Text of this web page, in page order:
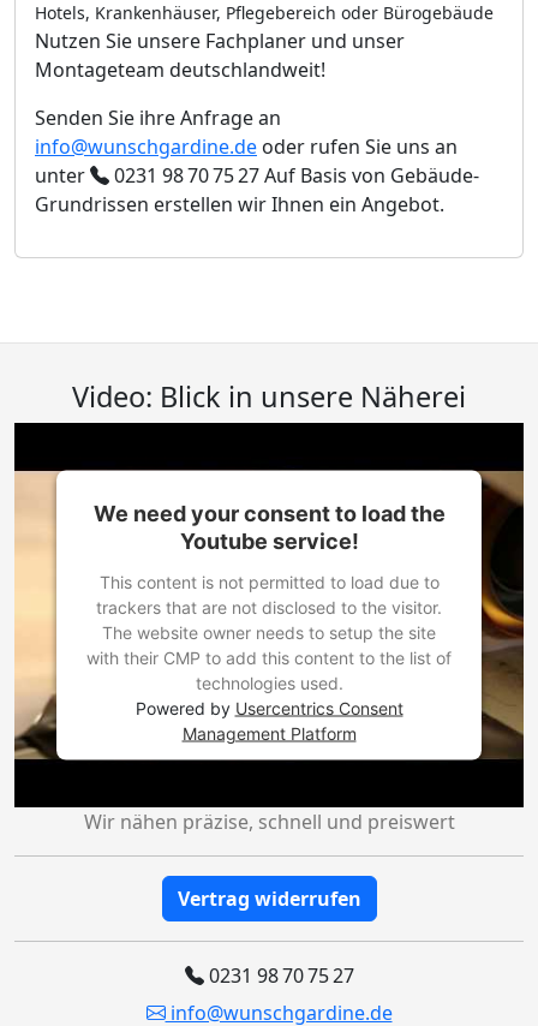
Hotels, Krankenhäuser, Pflegebereich oder Bürogebäude
Nutzen Sie unsere Fachplaner und unser
Montageteam deutschlandweit!
Senden Sie ihre Anfrage an
info@wunschgardine.de oder rufen Sie uns an
unter
0231 98 70 75 27Auf Basis von Gebäude-
Grundrissen erstellen wir Ihnen ein Angebot.
Video: Blick in unsere Näherei
We need your consent to load the
Youtube service!
This content is not permitted to load due to
trackers that are not disclosed to the visitor.
The website owner needs to setup the site
with their CMP to add this content to the list of
technologies used.
Powered by Usercentrics Consent
Management Platform
Wir nähen präzise, schnell und preiswert
Vertrag widerrufen
0231 98 70 75 27
info@wunschgardine.de